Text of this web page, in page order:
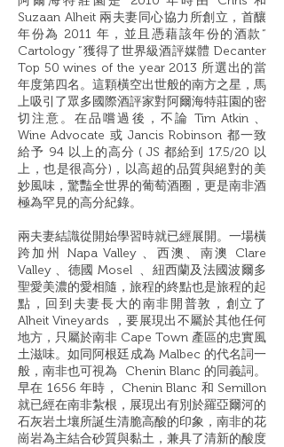
Suzaan Alheit 兩夫妻同心協力所創立，首釀
年份為 2011 年，並且憑藉該年份的酒款“
Cartology ”獲得了世界級酒評媒體 Decanter
Top 50 wines of the year 2013 所選出的當
年度第四名。這顆橫空出世般的南方之星，馬
上吸引了眾多國際酒評家對阿爾海特莊園的密
切注意。在品嚐過後，不論 Tim Atkin 、
Wine Advocate 或 Jancis Robinson 都一致
給予 94 以上的高分 ( JS 都給到 17.5/20 以
上，也是很高分)，以高超的品質與絕對的美
妙風味，驚豔全世界的葡萄酒圈，更是南非酒
極為罕見的高分紀錄。
兩夫妻結識從開始學習時就已經展開。一場橫
跨加州 Napa Valley 、西澳、南澳 Clare
Valley 、德國 Mosel 、紐西蘭及法國波爾多
聖愛美濃的愛相隨，旅程的終點也是旅程的起
點，回到夫妻長大的南非開普敦，創立了
Alheit Vineyards ，要展現出不屬於其他任何
地方，只屬於南非 Cape Town 產區的忠實風
土滋味。如同阿根廷成為 Malbec 的代名詞一
般，南非也可視為 Chenin Blanc 的同義詞。
早在 1656 年時， Chenin Blanc 和 Semillon
就已經在南非紮根，展現出有別於羅亞爾河的
石灰岩土壤所誕生清脆高酸的印象，南非的花
崗岩為主結合砂質與黏土，兼具了清新的酸度